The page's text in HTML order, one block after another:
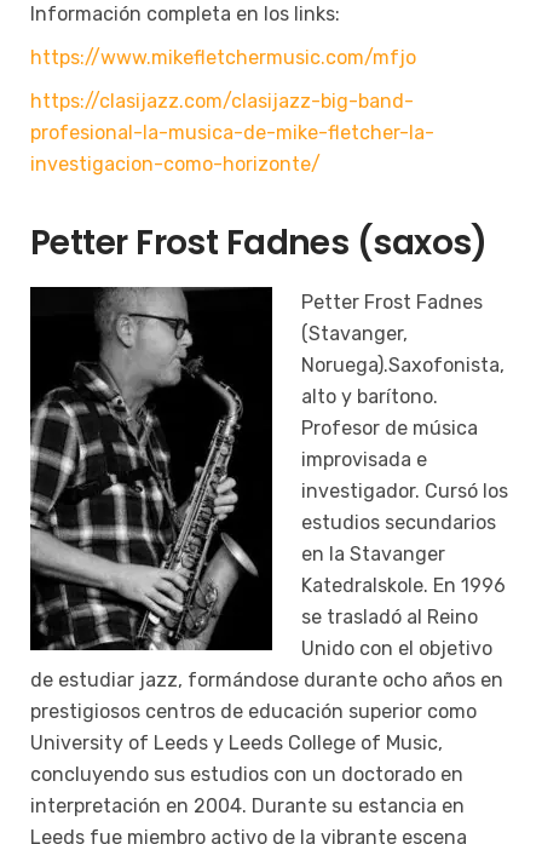
Información completa en los links:
https://www.mikefletchermusic.com/mfjo
https://clasijazz.com/clasijazz-big-band-
profesional-la-musica-de-mike-fletcher-la-
investigacion-como-horizonte/
Petter Frost Fadnes (saxos)
Petter Frost Fadnes
(Stavanger,
Noruega).Saxofonista,
alto y barítono.
Profesor de música
improvisada e
investigador. Cursó los
estudios secundarios
en la Stavanger
Katedralskole. En 1996
se trasladó al Reino
Unido con el objetivo
de estudiar jazz, formándose durante ocho años en
prestigiosos centros de educación superior como
University of Leeds y Leeds College of Music,
concluyendo sus estudios con un doctorado en
interpretación en 2004. Durante su estancia en
Leeds fue miembro activo de la vibrante escena